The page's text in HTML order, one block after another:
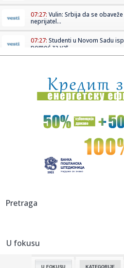
07:27: Vulin: Srbija da se
neprijatel...
07:27: Studenti u Novom Sadu
pomoć za vat...
07:24:Pokvarila se klima u
a ka...
07:22:Vrućina ne popušta: Srbija
temperatur...
Cirkus se nastavlja: UEFA
07:15:Policija prijavila učenike iz
07:12:
Pretraga
U fokusu
U FOKUSU KATEGORIJE